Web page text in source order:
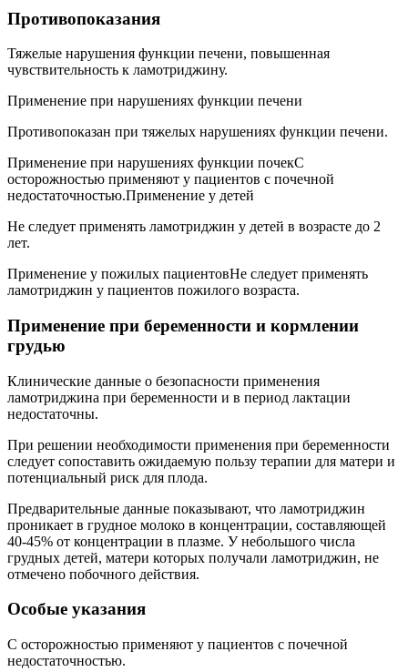
Противопоказания
Тяжелые нарушения функции печени, повышенная
чувствительность к ламотриджину.
Применение при нарушениях функции печени
Противопоказан при тяжелых нарушениях функции печени.
Применение при нарушениях функции почекС
осторожностью применяют у пациентов с почечной
недостаточностью.Применение у детей
Не следует применять ламотриджин у детей в возрасте до 2
лет.
Применение у пожилых пациентовНе следует применять
ламотриджин у пациентов пожилого возраста.
Применение при беременности и кормлении
грудью
Клинические данные о безопасности применения
ламотриджина при беременности и в период лактации
недостаточны.
При решении необходимости применения при беременности
следует сопоставить ожидаемую пользу терапии для матери и
потенциальный риск для плода.
Предварительные данные показывают, что ламотриджин
проникает в грудное молоко в концентрации, составляющей
40-45% от концентрации в плазме. У небольшого числа
грудных детей, матери которых получали ламотриджин, не
отмечено побочного действия.
Особые указания
С осторожностью применяют у пациентов с почечной
недостаточностью.